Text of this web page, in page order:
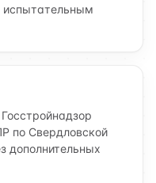
испытательным
по Свердловской
дополнительных